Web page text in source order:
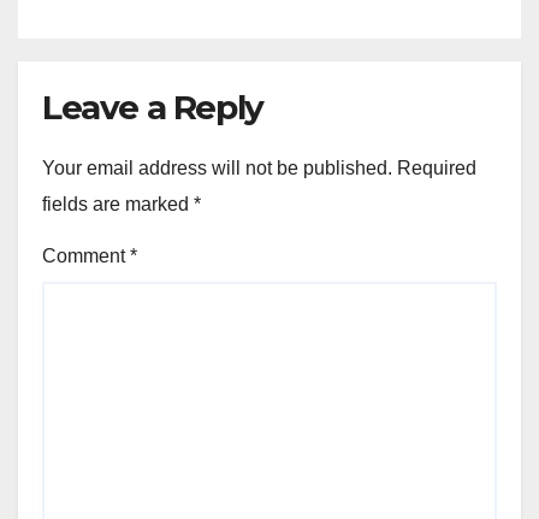
Leave a Reply
Your email address will not be published. Required
fields are marked *
Comment*